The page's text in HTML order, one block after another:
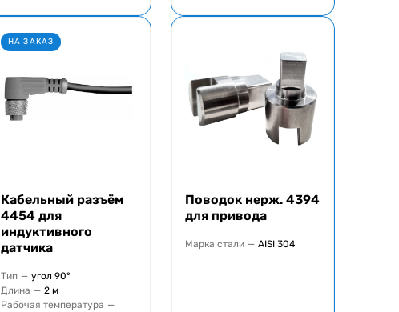
НА ЗАКАЗ
Кабельный разъём
4454 для
индуктивного
датчика
Тип — угол 90°
Длина — 2 м
Рабочая температура —
Поводок нерж. 4394
для привода
Марка стали — AISI 304